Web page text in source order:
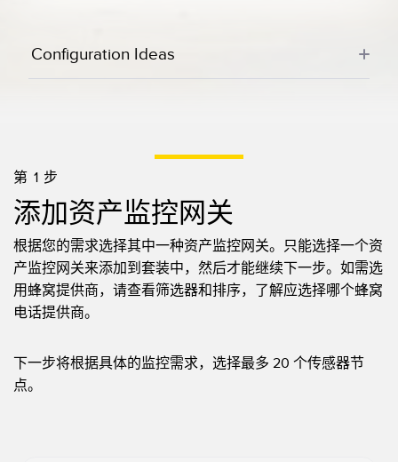
Configuration Ideas
第 1 步
添加资产监控网关
根据您的需求选择其中一种资产监控网关。只能选择一个资
产监控网关来添加到套装中，然后才能继续下一步。如需选
用蜂窝提供商，请查看筛选器和排序，了解应选择哪个蜂窝
电话提供商。
下一步将根据具体的监控需求，选择最多 20 个传感器节
点。